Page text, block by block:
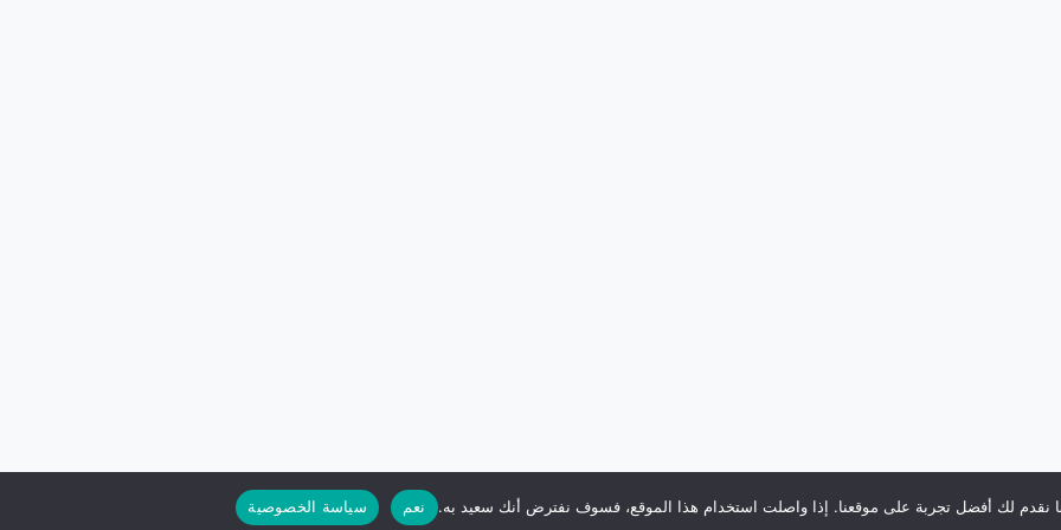
نقدم لك أفضل تجربة على موقعنا. إذا واصلت استخدام هذا الموقع، فسوف نفترض أنك سعيد به. نعم سياسة الخصوصية